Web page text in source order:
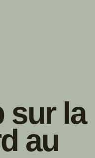
sur la
au